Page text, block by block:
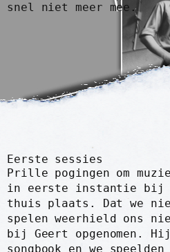
snel niet meer mee.
Eerste sessies
Prille pogingen om
in eerste instantie bij
thuis plaats. Dat we
spelen weerhield ons
bij Geert opgenomen.
songbook en we